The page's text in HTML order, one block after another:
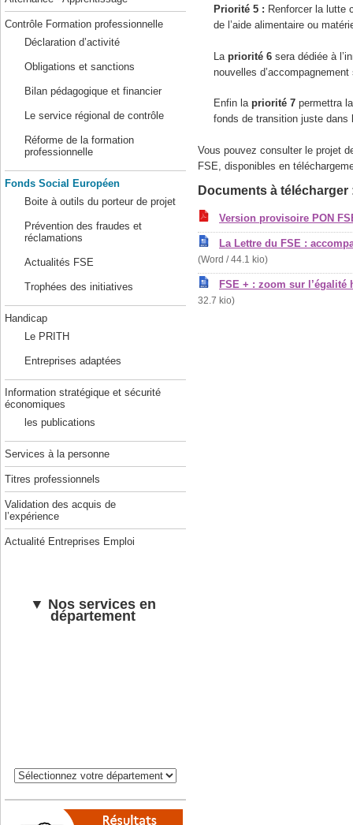
Contrôle Formation professionnelle
Déclaration d’activité
Obligations et sanctions
Bilan pédagogique et financier
Le service régional de contrôle
Réforme de la formation
professionnelle
Fonds Social Européen
Boite à outils du porteur de projet
Prévention des fraudes et
réclamations
Actualités FSE
Trophées des initiatives
Handicap
Le PRITH
Entreprises adaptées
Information stratégique et sécurité
économiques
les publications
Services à la personne
Titres professionnels
Validation des acquis de
l’expérience
Actualité Entreprises Emploi
▼ Nos services en
département
Priorité 5 : Renforcer la lutte
de l’aide alimentaire ou
La priorité 6sera dédiée à
nouvelles
Enfin la priorité 7permettra
fonds de transition juste dans
Vous pouvez consulter le projet
FSE, disponibles en
Documents à télécharger
Version provisoire PON
La Lettre du FSE :
(Word / 44.1 kio)
FSE + : zoom sur
32.7 kio)